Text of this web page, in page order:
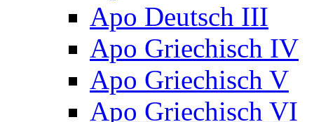
Apo Deutsch III
Apo Griechisch IV
Apo Griechisch V
Apo Griechisch VI